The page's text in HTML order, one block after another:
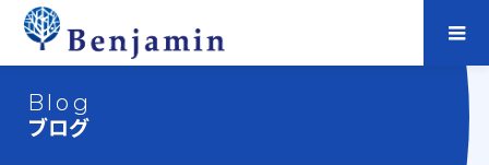
Blog
ブログ